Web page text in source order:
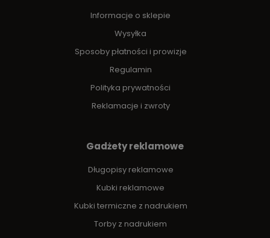
Informacje o sklepie
Wysyłka
Sposoby płatności i prowizje
Regulamin
Polityka prywatności
Reklamacje i zwroty
Gadżety reklamowe
Długopisy reklamowe
Kubki reklamowe
Kubki termiczne z nadrukiem
Torby z nadrukiem